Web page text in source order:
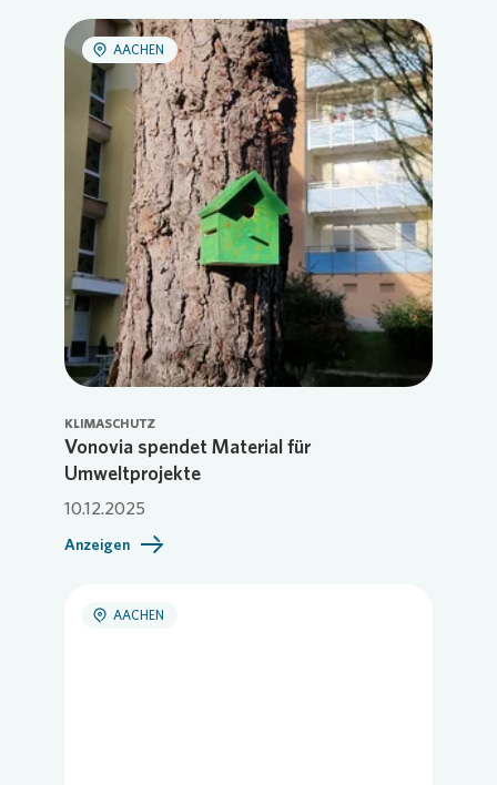
AACHEN
KLIMASCHUTZ
Vonovia spendet Material für
Umweltprojekte
10.12.2025
Anzeigen
AACHEN